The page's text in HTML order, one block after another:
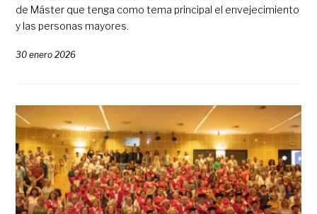
de Máster que tenga como tema principal el envejecimiento
y las personas mayores.
30 enero 2026